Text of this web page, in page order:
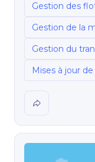
Gestion des
Gestion de la
Gestion du
Mises à jour